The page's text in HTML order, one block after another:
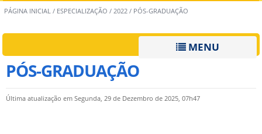
PÁGINA INICIAL / ESPECIALIZAÇÃO / 2022 / PÓS-GRADUAÇÃO
MENU
PÓS-GRADUAÇÃO
Última atualização em Segunda, 29 de Dezembro de 2025, 07h47